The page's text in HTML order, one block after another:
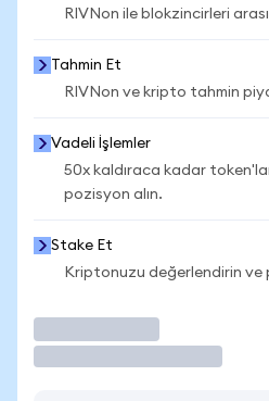
RIVNon ile blokzincirleri
Tahmin Et
RIVNon ve kripto tahmin
Vadeli İşlemler
50x kaldıraca kadar
pozisyon alın.
Stake Et
Kriptonuzu değerlendirin ve